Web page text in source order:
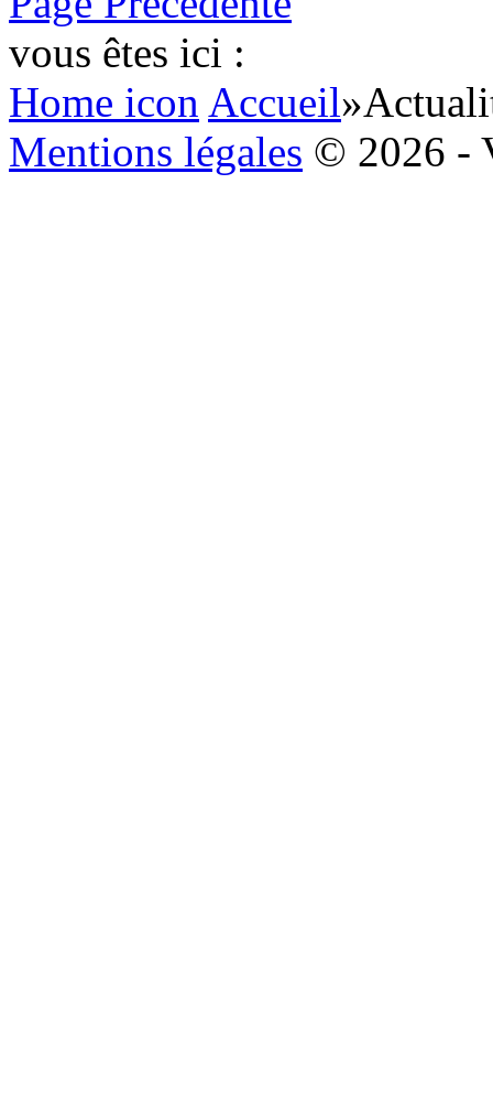
vous êtes ici :
Home icon Accueil»
Mentions légales © 2026 -